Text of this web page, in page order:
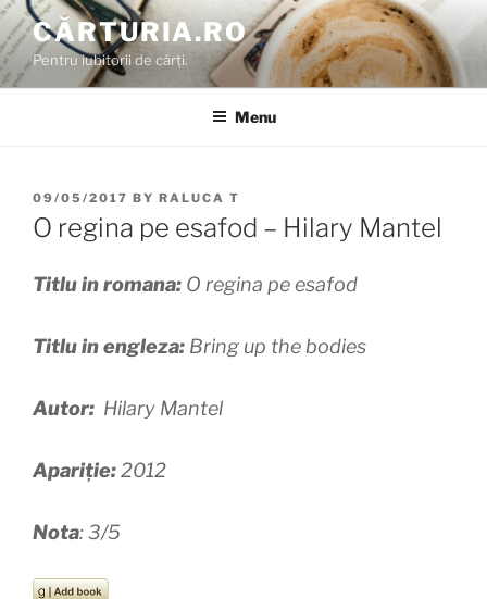
Skip
to
content
CĂRTURIA.RO
Pentru iubitorii de cărți.
Menu
POSTED
ON
09/05/2017 BY RALUCA T
O regina pe esafod – Hilary Mantel
Titlu in romana: O regina pe esafod
Titlu in engleza: Bring up the bodies
Autor: Hilary Mantel
Apariție:2012
Nota: 3/5